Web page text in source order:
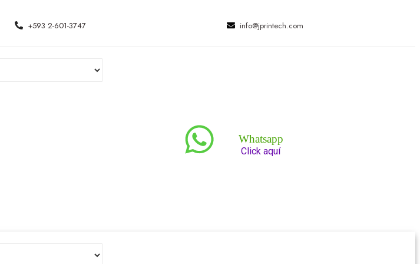
+593 2-601-3747 info@jprintech.com
Whatsapp
Click aquí